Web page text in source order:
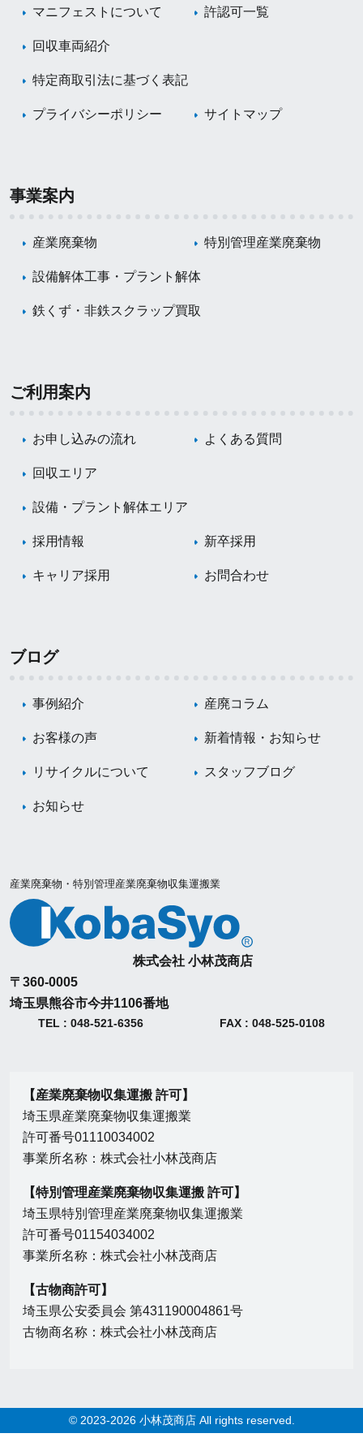
マニフェストについて 許認可一覧
回収車両紹介
特定商取引法に基づく表記
プライバシーポリシー サイトマップ
事業案内
産業廃棄物 特別管理産業廃棄物
設備解体工事・プラント解体
鉄くず・非鉄スクラップ買取
ご利用案内
お申し込みの流れ よくある質問
回収エリア
設備・プラント解体エリア
採用情報 新卒採用
キャリア採用 お問合わせ
ブログ
事例紹介 産廃コラム
お客様の声 新着情報・お知らせ
リサイクルについて スタッフブログ
お知らせ
産業廃棄物・特別管理産業廃棄物収集運搬業
株式会社 小林茂商店
〒360-0005
埼玉県熊谷市今井1106番地
TEL : 048-521-6356 FAX : 048-525-0108
【産業廃棄物収集運搬 許可】
埼玉県産業廃棄物収集運搬業
許可番号01110034002
事業所名称：株式会社小林茂商店
【特別管理産業廃棄物収集運搬 許可】
埼玉県特別管理産業廃棄物収集運搬業
許可番号01154034002
事業所名称：株式会社小林茂商店
【古物商許可】
埼玉県公安委員会 第431190004861号
古物商名称：株式会社小林茂商店
© 2023-2026 小林茂商店 All rights reserved.